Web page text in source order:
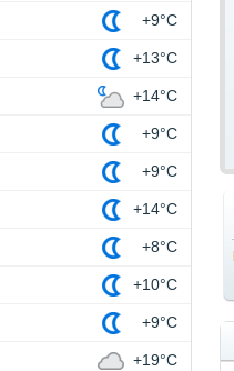
+9°C
+13°C
+14°C
+9°C
+9°C
+14°C
+8°C
+10°C
+9°C
+19°C